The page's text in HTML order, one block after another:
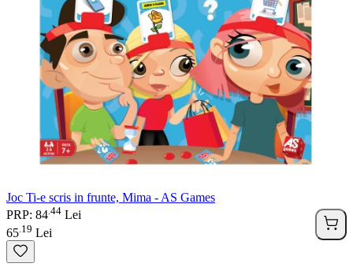
Joc Ti-e scris in frunte, Mima - AS Games
PRP: 84 44 Lei
65 19 Lei